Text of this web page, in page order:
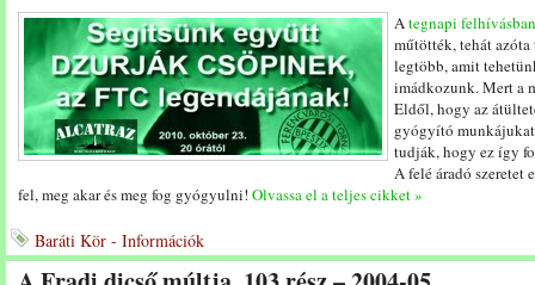
Ategnapi felhívásban
műtötték, tehát
legtöbb, amit
imádkozunk. Mert a
Eldől, hogy az
gyógyító
tudják, hogy ez így
A felé áradó szeretet
fel, meg akar és meg fog gyógyulni! Olvassa el a teljes cikket »
Baráti Kör - Információk